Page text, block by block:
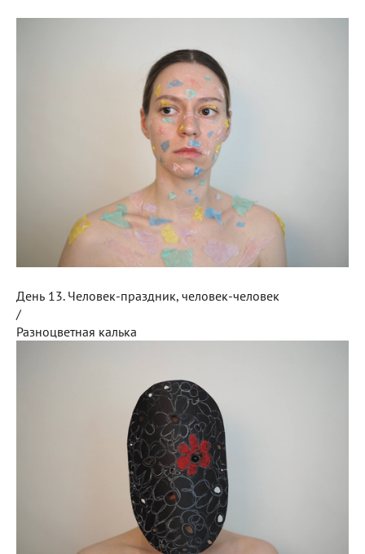
День 13. Человек-праздник, человек-человек
/
Разноцветная калька